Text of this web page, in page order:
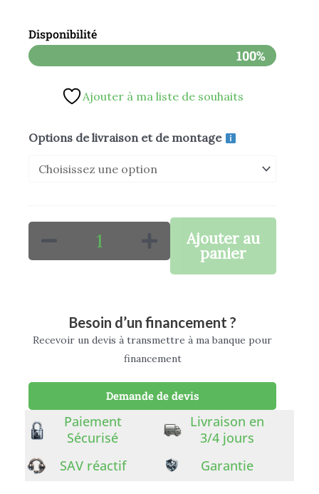
prix :
Disponibilité
100%
Ajouter à ma liste de souhaits
Options de livraison et de montage
quantité
Quad
300cc
KAYO
Ajouter au
panier
Besoin d’un financement ?
Recevoir un devis à transmettre à ma banque pour
financement
Demande de devis
Paiement
Sécurisé
Livraison en
3/4 jours
SAV réactif
Garantie